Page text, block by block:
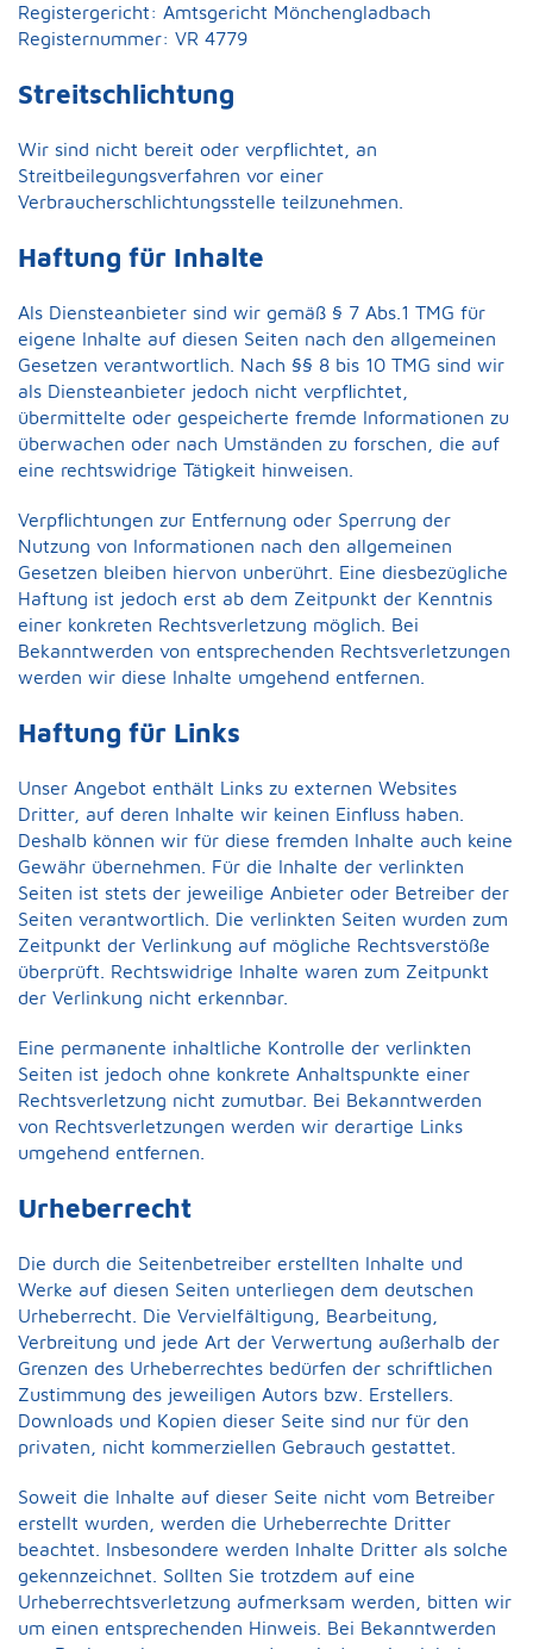
Registergericht: Amtsgericht Mönchengladbach
Registernummer: VR 4779
Streitschlichtung
Wir sind nicht bereit oder verpflichtet, an
Streitbeilegungsverfahren vor einer
Verbraucherschlichtungsstelle teilzunehmen.
Haftung für Inhalte
Als Diensteanbieter sind wir gemäß § 7 Abs.1 TMG für
eigene Inhalte auf diesen Seiten nach den allgemeinen
Gesetzen verantwortlich. Nach §§ 8 bis 10 TMG sind wir
als Diensteanbieter jedoch nicht verpflichtet,
übermittelte oder gespeicherte fremde Informationen zu
überwachen oder nach Umständen zu forschen, die auf
eine rechtswidrige Tätigkeit hinweisen.
Verpflichtungen zur Entfernung oder Sperrung der
Nutzung von Informationen nach den allgemeinen
Gesetzen bleiben hiervon unberührt. Eine diesbezügliche
Haftung ist jedoch erst ab dem Zeitpunkt der Kenntnis
einer konkreten Rechtsverletzung möglich. Bei
Bekanntwerden von entsprechenden Rechtsverletzungen
werden wir diese Inhalte umgehend entfernen.
Haftung für Links
Unser Angebot enthält Links zu externen Websites
Dritter, auf deren Inhalte wir keinen Einfluss haben.
Deshalb können wir für diese fremden Inhalte auch keine
Gewähr übernehmen. Für die Inhalte der verlinkten
Seiten ist stets der jeweilige Anbieter oder Betreiber der
Seiten verantwortlich. Die verlinkten Seiten wurden zum
Zeitpunkt der Verlinkung auf mögliche Rechtsverstöße
überprüft. Rechtswidrige Inhalte waren zum Zeitpunkt
der Verlinkung nicht erkennbar.
Eine permanente inhaltliche Kontrolle der verlinkten
Seiten ist jedoch ohne konkrete Anhaltspunkte einer
Rechtsverletzung nicht zumutbar. Bei Bekanntwerden
von Rechtsverletzungen werden wir derartige Links
umgehend entfernen.
Urheberrecht
Die durch die Seitenbetreiber erstellten Inhalte und
Werke auf diesen Seiten unterliegen dem deutschen
Urheberrecht. Die Vervielfältigung, Bearbeitung,
Verbreitung und jede Art der Verwertung außerhalb der
Grenzen des Urheberrechtes bedürfen der schriftlichen
Zustimmung des jeweiligen Autors bzw. Erstellers.
Downloads und Kopien dieser Seite sind nur für den
privaten, nicht kommerziellen Gebrauch gestattet.
Soweit die Inhalte auf dieser Seite nicht vom Betreiber
erstellt wurden, werden die Urheberrechte Dritter
beachtet. Insbesondere werden Inhalte Dritter als solche
gekennzeichnet. Sollten Sie trotzdem auf eine
Urheberrechtsverletzung aufmerksam werden, bitten wir
um einen entsprechenden Hinweis. Bei Bekanntwerden